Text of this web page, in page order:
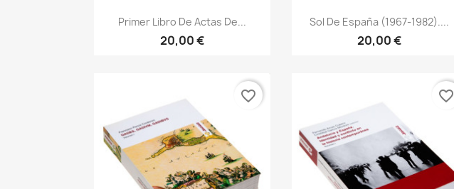
 Vista rápida
Primer Libro De Actas De...
20,00 €
Vista rápida
Sol De España (1967-1982)....
20,00 €
favorite_border favorite_border